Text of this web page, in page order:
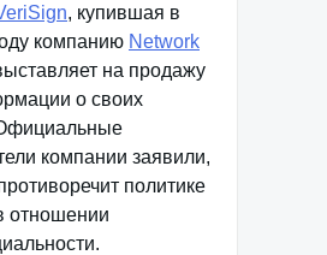
, купившая в
компанию Network
на продажу
о своих
компании заявили,
политике
отношении